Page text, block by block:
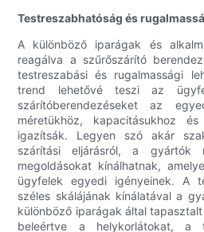
Testreszabhatóság és
A különböző iparágak és
reagálva a szűrőszárító
testreszabási és rugalmassági
trend lehetővé teszi az
szárítóberendezéseket az
méretükhöz, kapacitásukhoz
igazítsák. Legyen szó akár
szárítási eljárásról, a gyártók
megoldásokat kínálhatnak,
ügyfelek egyedi igényeinek. A
széles skálájának kínálatával a
különböző iparágak által
beleértve a helykorlátokat, a